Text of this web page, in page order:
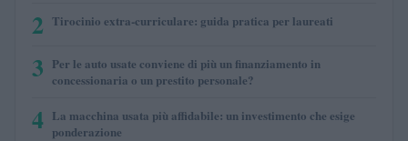
2 Tirocinio extra-curriculare: guida pratica per laureati
3 Per le auto usate conviene di più un finanziamento in
concessionaria o un prestito personale?
4 La macchina usata più affidabile: un investimento che esige
ponderazione